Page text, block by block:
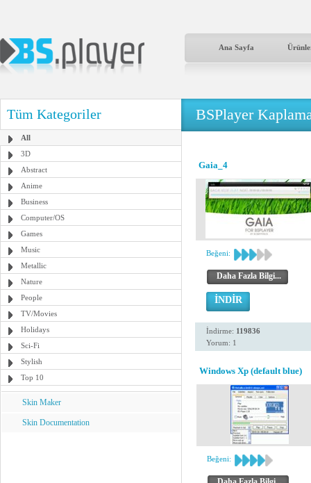
Ana Sayfa
Tüm Kategoriler
All
3D
Abstract
Anime
Business
Computer/OS
Games
Music
Metallic
Nature
People
TV/Movies
Holidays
Sci-Fi
Stylish
Top 10
Skin Maker
Skin Documentation
BSPlayer
Gaia_4
Beğeni:
Daha Fazla Bilgi...
İNDİR
İndirme: 119836
Yorum: 1
Windows Xp (default blue)
Beğeni: